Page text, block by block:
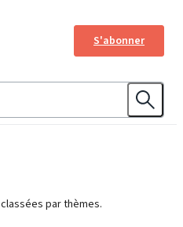
S'abonner
par thèmes.